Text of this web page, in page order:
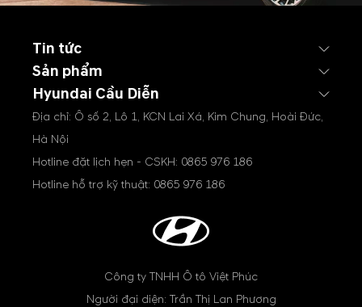
Tin tức
Sản phẩm
Hyundai Cầu Diễn
Địa chỉ: Ô số 2, Lô 1, KCN Lai Xá, Kim Chung, Hoài Đức,
Hà Nội
Hotline đặt lịch hẹn - CSKH: 0865 976 186
Hotline hỗ trợ kỹ thuật: 0865 976 186
Công ty TNHH Ô tô Việt Phúc
Người đại diện: Trần Thị Lan Phương